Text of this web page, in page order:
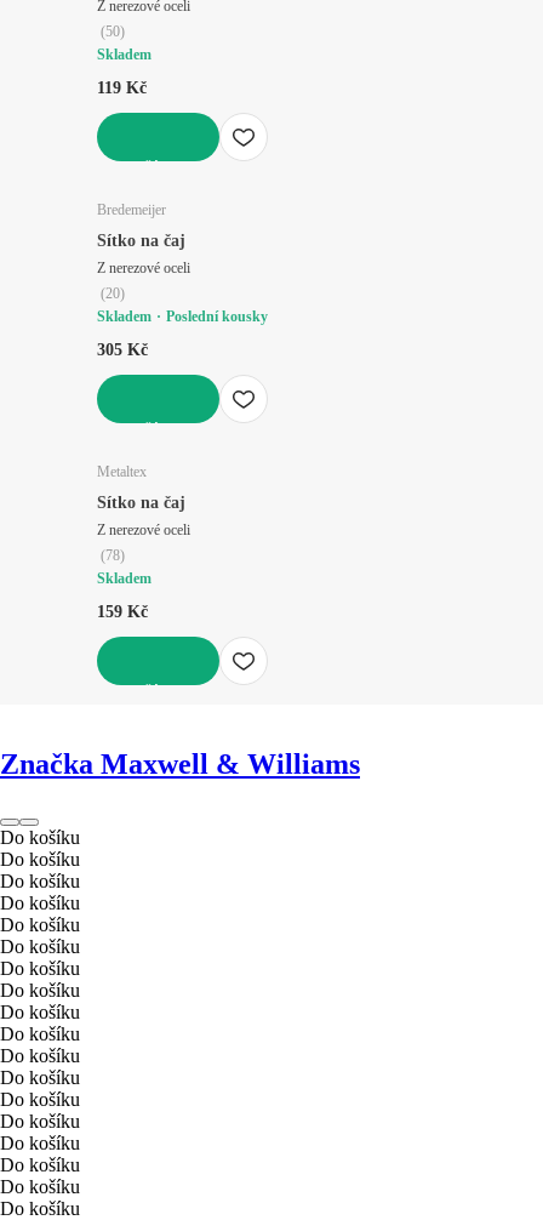
Z nerezové oceli
(50)
Skladem
119 Kč
Bredemeijer
Sítko na čaj
Z nerezové oceli
(20)
Skladem
Poslední kousky
305 Kč
Metaltex
Sítko na čaj
Z nerezové oceli
(78)
Skladem
159 Kč
Značka Maxwell & Williams
Do košíku
Do košíku
Do košíku
Do košíku
Do košíku
Do košíku
Do košíku
Do košíku
Do košíku
Do košíku
Do košíku
Do košíku
Do košíku
Do košíku
Do košíku
Do košíku
Do košíku
Do košíku